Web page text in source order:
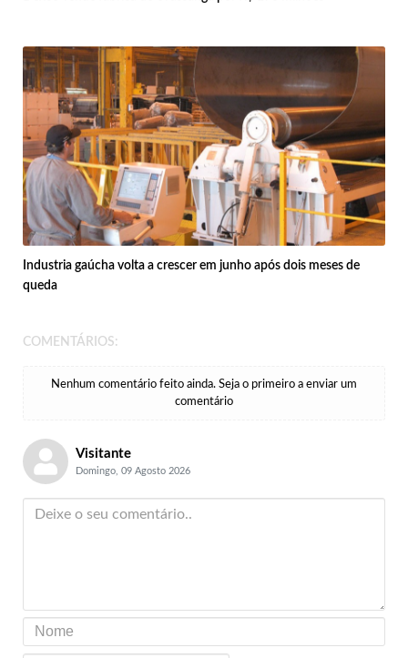
Industria gaúcha volta a crescer em junho após dois meses de
queda
COMENTÁRIOS:
Nenhum comentário feito ainda. Seja o primeiro a enviar um
comentário
Visitante
Domingo, 09 Agosto 2026